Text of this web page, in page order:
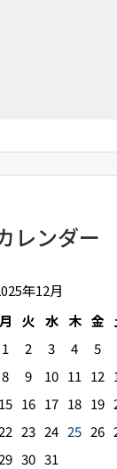
レンダー
年12月
月
火 水 木 金
1
2 3 4 5
8
9 10 11 12
15 16 17 18 19
23 24 25 26
30 31